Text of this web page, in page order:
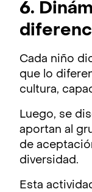
6.
Cada niño
que lo
cultura,
Luego, se
aportan al
de
diversidad.
Esta